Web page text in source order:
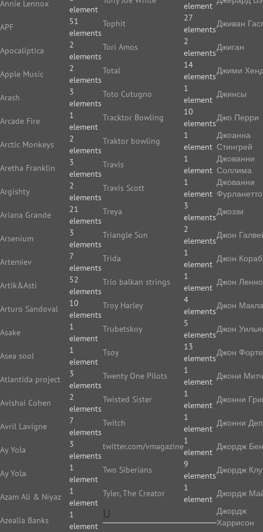
Annie Lennox
element
APF
51
elements
Apocaliptica
2
elements
Apple Music
2
elements
Arash
3
elements
Arcade Fire
1
element
Arctic Monkeys
2
elements
Aretha Franklin
3
elements
Argishty
2
elements
Ariana Grande
21
elements
Arsenium
3
elements
Artemiev
7
elements
Artik&Asti
52
elements
Arturo Sandoval
10
elements
Asake
1
element
Asea sool
1
element
Atlantida project
3
elements
Avishai Cohen
2
elements
Avril Lavigne
7
elements
Ay Yola
3
elements
Ay Yolа
1
element
Azam Ali & Niyaz
1
element
Azealia Banks
1
element
element
Tophit
27
elements
Tori Amos
2
elements
Total
14
elements
Toto Cutugno
1
element
Tracktor Bowling
10
elements
Traktor bowling
1
element
Travis
1
element
Travis Scott
1
element
Treya
3
elements
Triangle Sun
2
elements
Trida
1
element
Trio balkan strings
1
element
Troy Harley
4
elements
Trubetskoy
5
elements
Tsoy
13
elements
Twenty One Pilots
1
element
Twisted Sister
1
element
Twitch
1
element
twitter.com/vmagazine
1
element
Two Siberians
9
elements
Tyler, The Creator
1
element
U
Дживан
Джиган
Джими
Джинсы
Джо Перри
Джоанна
Стингрей
Джованни
Соллима
Джованни
Фурланетто
Джоззи
Джон
Джон
Джон
Джон
Джон
Джон Форте
Джони
Джонни
Джонни
Джордж
Джордж
Джордж
Джордж
Харрисон